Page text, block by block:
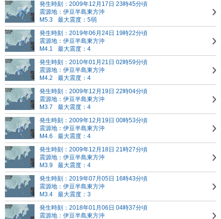
発生時刻：2009年12月17日 23時45分頃
震源地：伊豆半島東方沖
M5.3
最大震度：5弱
発生時刻：2019年06月24日 19時22分頃
震源地：伊豆半島東方沖
M4.1
最大震度：4
発生時刻：2010年01月21日 02時59分頃
震源地：伊豆半島東方沖
M4.2
最大震度：4
発生時刻：2009年12月19日 22時04分頃
震源地：伊豆半島東方沖
M3.7
最大震度：4
発生時刻：2009年12月19日 00時53分頃
震源地：伊豆半島東方沖
M4.6
最大震度：4
発生時刻：2009年12月18日 21時27分頃
震源地：伊豆半島東方沖
M3.9
最大震度：4
発生時刻：2019年07月05日 16時43分頃
震源地：伊豆半島東方沖
M3.4
最大震度：3
発生時刻：2018年01月06日 04時37分頃
震源地：伊豆半島東方沖